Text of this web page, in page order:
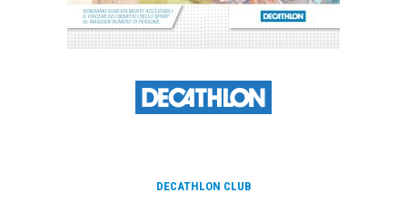
DECATHLON CLUB